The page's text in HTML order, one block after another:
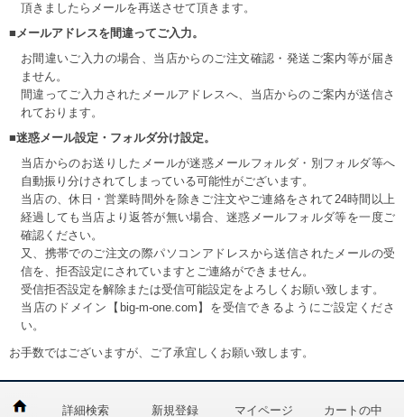
頂きましたらメールを再送させて頂きます。
■メールアドレスを間違ってご入力。
お間違いご入力の場合、当店からのご注文確認・発送ご案内等が届き
ません。
間違ってご入力されたメールアドレスへ、当店からのご案内が送信さ
れております。
■迷惑メール設定・フォルダ分け設定。
当店からのお送りしたメールが迷惑メールフォルダ・別フォルダ等へ
自動振り分けされてしまっている可能性がございます。
当店の、休日・営業時間外を除きご注文やご連絡をされて24時間以上
経過しても当店より返答が無い場合、迷惑メールフォルダ等を一度ご
確認ください。
又、携帯でのご注文の際パソコンアドレスから送信されたメールの受
信を、拒否設定にされていますとご連絡ができません。
受信拒否設定を解除または受信可能設定をよろしくお願い致します。
当店のドメイン【big-m-one.com】を受信できるようにご設定くださ
い。
お手数ではございますが、ご了承宜しくお願い致します。
詳細検索 新規登録 マイページ カートの中